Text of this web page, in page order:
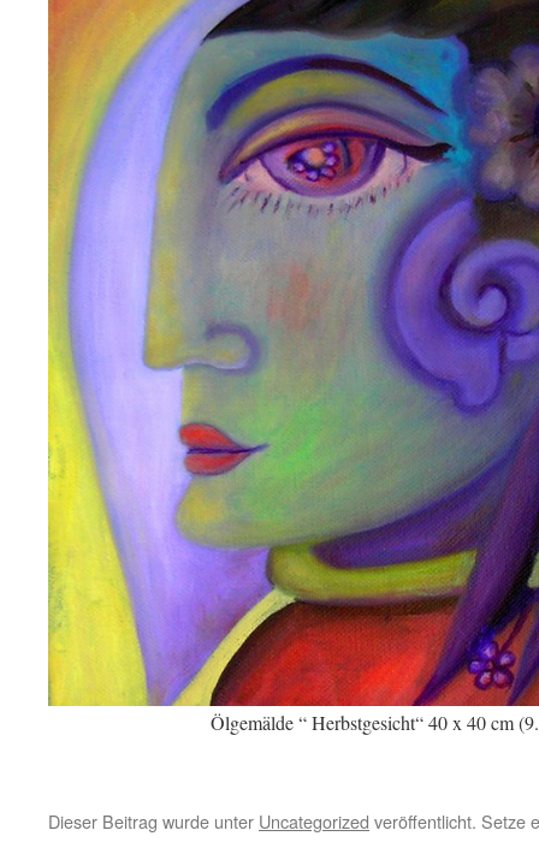
Ölgemälde “ Herbstgesicht“ 40 x 40 cm
Dieser Beitrag wurde unter Uncategorized veröffentlicht. Setze